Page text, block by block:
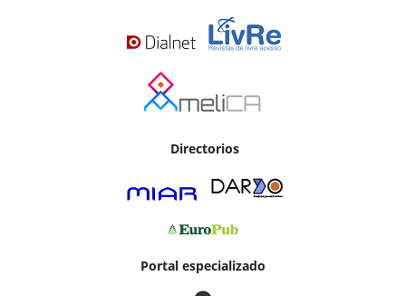
Directorios
Portal especializado